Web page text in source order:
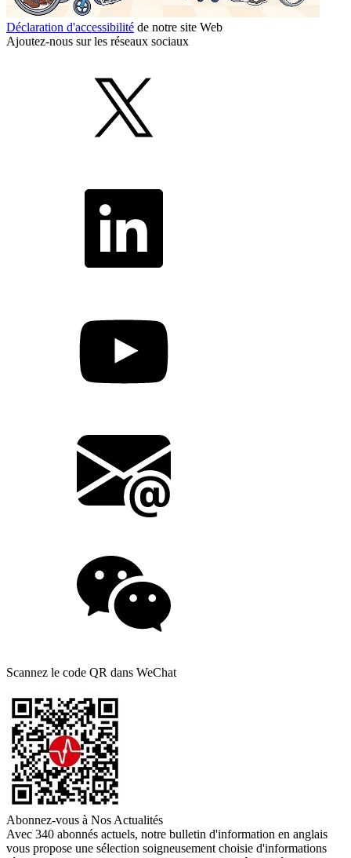
Déclaration d'accessibilité de notre site Web
Ajoutez-nous sur les réseaux sociaux
Scannez le code QR dans WeChat
Abonnez-vous à Nos Actualités
Avec 340 abonnés actuels, notre bulletin d'information en anglais
vous propose une sélection soigneusement choisie d'informations